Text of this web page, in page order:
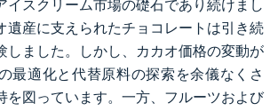
イスクリーム市場の礎石であり続けまし
遺産に支えられたチョコレートは引き続
しました。しかし、カカオ価格の変動が
最適化と代替原料の探索を余儀なくさ
を図っています。一方、フルーツおよび